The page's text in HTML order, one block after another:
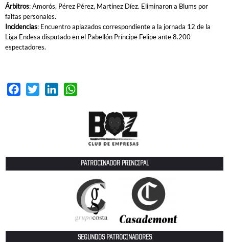
Árbitros: Amorós, Pérez Pérez, Martínez Díez. Eliminaron a Blums por
faltas personales.
Incidencias: Encuentro aplazados correspondiente a la jornada 12 de la
Liga Endesa disputado en el Pabellón Príncipe Felipe ante 8.200
espectadores.
Facebook
Twitter LinkedIn
PATROCINADOR PRINCIPAL
SEGUNDOS PATROCINADORES